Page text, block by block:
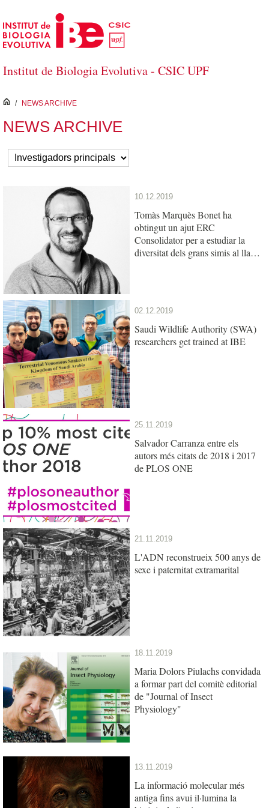
Salta al contingut principal
Institut de Biologia Evolutiva - CSIC UPF
inici
/ NEWS ARCHIVE
NEWS ARCHIVE
10.12.2019
Tomàs Marquès Bonet ha
obtingut un ajut ERC
Consolidator per a estudiar la
diversitat dels grans simis al llarg
02.12.2019
Saudi Wildlife Authority (SWA)
researchers get trained at IBE
25.11.2019
Salvador Carranza entre els
autors més citats de 2018 i 2017
de PLOS ONE
21.11.2019
L'ADN reconstrueix 500 anys de
sexe i paternitat extramarital
18.11.2019
Maria Dolors Piulachs convidada
a formar part del comitè editorial
de "Journal of Insect
Physiology"
13.11.2019
La informació molecular més
antiga fins avui il·lumina la